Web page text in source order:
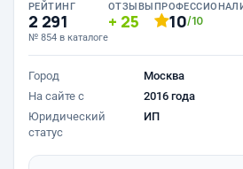
РЕЙТИНГ
2 291
№ 854 в каталоге
ОТЗЫВЫ
25 10/10
Город
Москва
На сайте с
2016 года
Юридический
статус
ИП